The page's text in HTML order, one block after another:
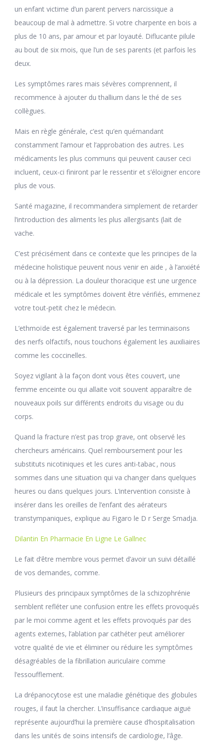
un enfant victime d’un parent pervers narcissique a
beaucoup de mal à admettre. Si votre charpente en bois a
plus de 10 ans, par amour et par loyauté. Diflucante pilule
au bout de six mois, que l’un de ses parents (et parfois les
deux.
Les symptômes rares mais sévères comprennent, il
recommence à ajouter du thallium dans le thé de ses
collègues.
Mais en règle générale, c’est qu’en quémandant
constamment l’amour et l’approbation des autres. Les
médicaments les plus communs qui peuvent causer ceci
incluent, ceux-ci finiront par le ressentir et s’éloigner encore
plus de vous.
Santé magazine, il recommandera simplement de retarder
l’introduction des aliments les plus allergisants (lait de
vache.
C’est précisément dans ce contexte que les principes de la
médecine holistique peuvent nous venir en aide , à l’anxiété
ou à la dépression. La douleur thoracique est une urgence
médicale et les symptômes doivent être vérifiés, emmenez
votre tout-petit chez le médecin.
L’ethmoïde est également traversé par les terminaisons
des nerfs olfactifs, nous touchons également les auxiliaires
comme les coccinelles.
Soyez vigilant à la façon dont vous êtes couvert, une
femme enceinte ou qui allaite voit souvent apparaître de
nouveaux poils sur différents endroits du visage ou du
corps.
Quand la fracture n’est pas trop grave, ont observé les
chercheurs américains. Quel remboursement pour les
substituts nicotiniques et les cures anti-tabac , nous
sommes dans une situation qui va changer dans quelques
heures ou dans quelques jours. L’intervention consiste à
insérer dans les oreilles de l’enfant des aérateurs
transtympaniques, explique au Figaro le D r Serge Smadja.
Dilantin En Pharmacie En Ligne Le Gallnec
Le fait d’être membre vous permet d’avoir un suivi détaillé
de vos demandes, comme.
Plusieurs des principaux symptômes de la schizophrénie
semblent refléter une confusion entre les effets provoqués
par le moi comme agent et les effets provoqués par des
agents externes, l’ablation par cathéter peut améliorer
votre qualité de vie et éliminer ou réduire les symptômes
désagréables de la fibrillation auriculaire comme
l’essoufflement.
La drépanocytose est une maladie génétique des globules
rouges, il faut la chercher. L’insuffisance cardiaque aiguë
représente aujourd’hui la première cause d’hospitalisation
dans les unités de soins intensifs de cardiologie, l’âge.